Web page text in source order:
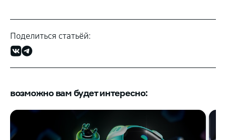
Поделиться статьёй:
возможно вам будет интересно: